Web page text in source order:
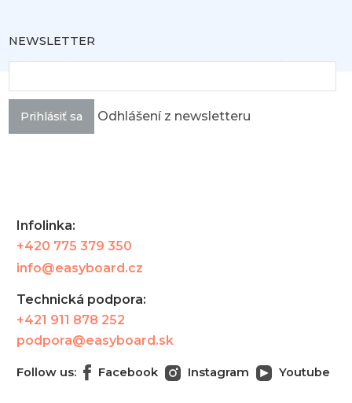
NEWSLETTER
Prihlásiť sa Odhlášení z newsletteru
Infolinka:
+420 775 379 350
info@easyboard.cz
Technická podpora:
+421 911 878 252
podpora@easyboard.sk
Follow us: Facebook Instagram Youtube